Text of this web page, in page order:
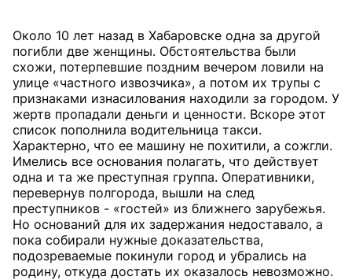
Около 10 лет назад в Хабаровске одна за другой
погибли две женщины. Обстоятельства были
схожи, потерпевшие поздним вечером ловили на
улице «частного извозчика», а потом их трупы с
признаками изнасилования находили за городом. У
жертв пропадали деньги и ценности. Вскоре этот
список пополнила водительница такси.
Характерно, что ее машину не похитили, а сожгли.
Имелись все основания полагать, что действует
одна и та же преступная группа. Оперативники,
перевернув полгорода, вышли на след
преступников - «гостей» из ближнего зарубежья.
Но оснований для их задержания недоставало, а
пока собирали нужные доказательства,
подозреваемые покинули город и убрались на
родину, откуда достать их оказалось невозможно.